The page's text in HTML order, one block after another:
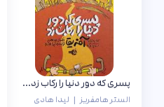
پسری که دور دنیا را رکاب زد1 (سفر به اروپا و آفریقا)
الستر هامفریز | لیدا هادی